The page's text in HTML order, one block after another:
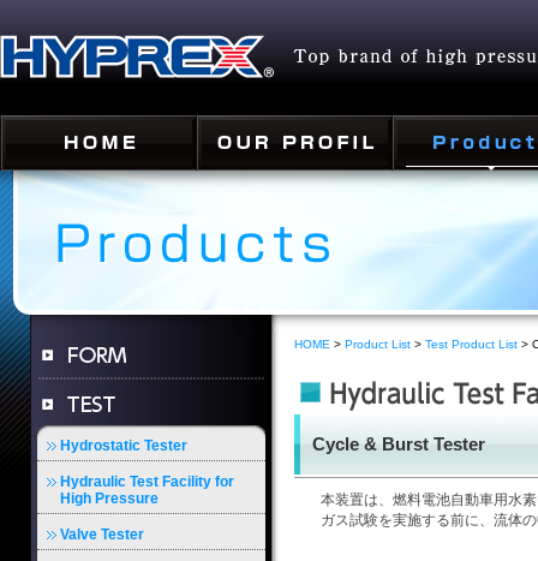
Hydrostatic Tester
Hydraulic Test Facility for
High Pressure
Valve Tester
HOME > Product List > Test Product List >
Cycle & Burst Tester
本装置は、燃料電池自動車用水
ガス試験を実施する前に、流体